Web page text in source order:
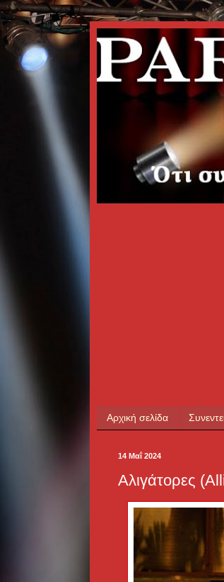
Αρχική σελίδα
14 Μαΐ 2024
Αλιγάτορες